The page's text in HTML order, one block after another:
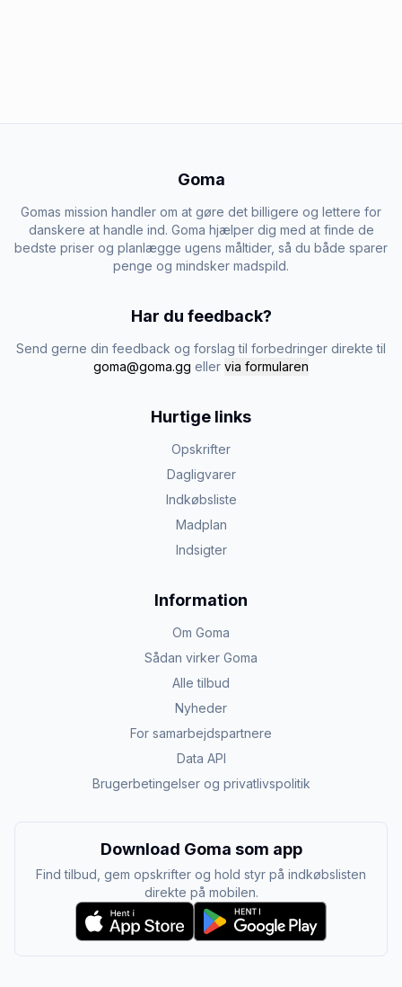
Goma
Gomas mission handler om at gøre det billigere og lettere for
danskere at handle ind. Goma hjælper dig med at finde de
bedste priser og planlægge ugens måltider, så du både sparer
penge og mindsker madspild.
Har du feedback?
Send gerne din feedback og forslag til forbedringer direkte til
goma@goma.gg eller via formularen
Hurtige links
Opskrifter
Dagligvarer
Indkøbsliste
Madplan
Indsigter
Information
Om Goma
Sådan virker Goma
Alle tilbud
Nyheder
For samarbejdspartnere
Data API
Brugerbetingelser og privatlivspolitik
Download Goma som app
Find tilbud, gem opskrifter og hold styr på indkøbslisten
direkte på mobilen.